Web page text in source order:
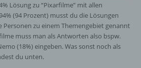
Lösung zu “Pixarfilme” mit allen
(94 Prozent) musst du die Lösungen
Personen zu einem Themengebiet genannt
muss man als Antworten also bspw.
(18%) eingeben. Was sonst noch als
du unten.